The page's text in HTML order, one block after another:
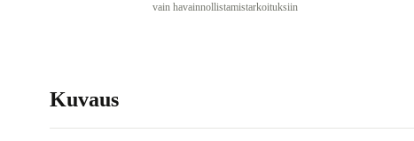
vain havainnollistamistarkoituksiin
Kuvaus